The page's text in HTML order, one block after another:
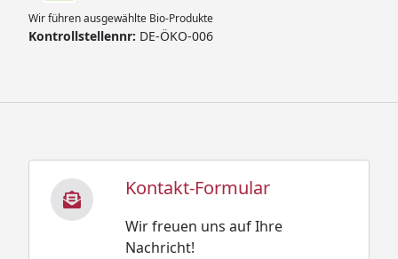
Wir führen ausgewählte Bio-Produkte
Kontrollstellennr: DE-ÖKO-006
Kontakt-Formular
Wir freuen uns auf Ihre
Nachricht!